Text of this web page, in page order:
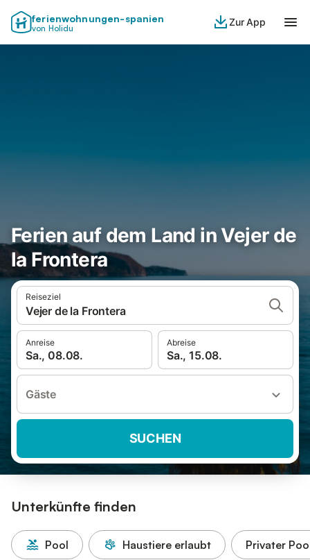
ferienwohnungen-spanien
von Holidu
Zur App
Ferien auf dem Land in Vejer de
la Frontera
Reiseziel
Vejer de la Frontera
Anreise
Sa., 08.08.
Abreise
Sa., 15.08.
Gäste
SUCHEN
Unterkünfte finden
Pool Haustiere erlaubt Privater